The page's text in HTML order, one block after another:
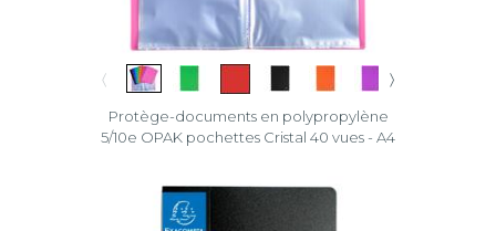
〈 〉
Protège-documents en polypropylène
5/10e OPAK pochettes Cristal 40 vues - A4